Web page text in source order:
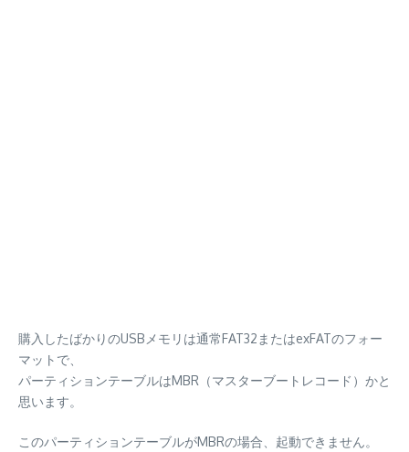
購入したばかりのUSBメモリは通常FAT32またはexFATのフォー
マットで、
パーティションテーブルはMBR（マスターブートレコード）かと
思います。
このパーティションテーブルがMBRの場合、起動できません。